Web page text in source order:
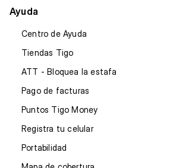
Ayuda
Centro de Ayuda
Tiendas Tigo
ATT - Bloquea la estafa
Pago de facturas
Puntos Tigo Money
Registra tu celular
Portabilidad